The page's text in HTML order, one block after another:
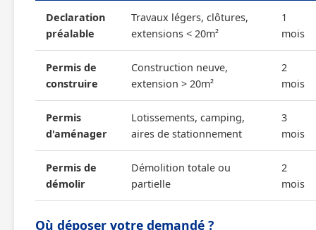
Declaration
préalable
Travaux légers, clôtures,
extensions < 20m²
1
mois
Permis de
construire
Construction neuve,
extension > 20m²
2
mois
Permis
d'aménager
Lotissements, camping,
aires de stationnement
3
mois
Permis de
démolir
Démolition totale ou
partielle
2
mois
Où déposer votre demandé ?